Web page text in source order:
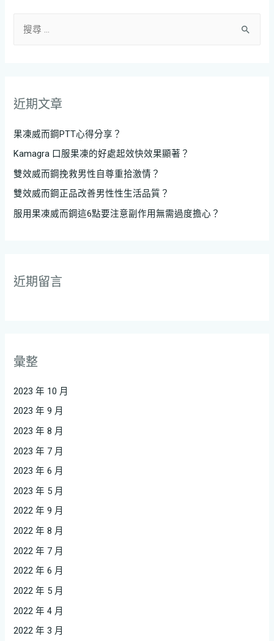
近期文章
果凍威而鋼PTT心得分享？
Kamagra 口服果凍的好處起效快效果顯著？
雙效威而鋼挽救男性自尊重拾激情？
雙效威而鋼正品改善男性性生活品質？
服用果凍威而鋼這6點要注意副作用無需過度擔心？
近期留言
彙整
2023 年 10 月
2023 年 9 月
2023 年 8 月
2023 年 7 月
2023 年 6 月
2023 年 5 月
2022 年 9 月
2022 年 8 月
2022 年 7 月
2022 年 6 月
2022 年 5 月
2022 年 4 月
2022 年 3 月